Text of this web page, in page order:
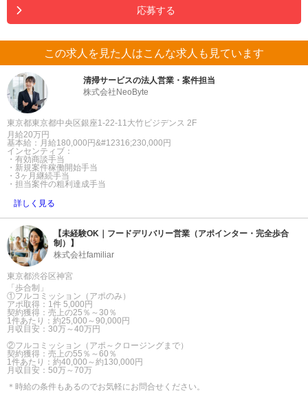
応募する
この求人を見た人はこんな求人も見ています
清掃サービスの法人営業・案件担当
株式会社NeoByte
東京都東京都中央区銀座1-22-11大竹ビジデンス 2F
月給20万円
基本給：月給180,000円&#12316;230,000円
インセンティブ：
・有効商談手当
・新規案件稼働開始手当
・3ヶ月継続手当
・担当案件の粗利達成手当
詳しく見る
【未経験OK｜フードデリバリー営業（アポインター・完全歩合
制）】
株式会社familiar
東京都渋谷区神宮
「歩合制」
①フルコミッション（アポのみ）
アポ取得：1件 5,000円
契約獲得：売上の25％～30％
1件あたり：約25,000～90,000円
月収目安：30万～40万円
②フルコミッション（アポ～クロージングまで）
契約獲得：売上の55％～60％
1件あたり：約40,000～約130,000円
月収目安：50万～70万
＊時給の条件もあるのでお気軽にお問合せください。